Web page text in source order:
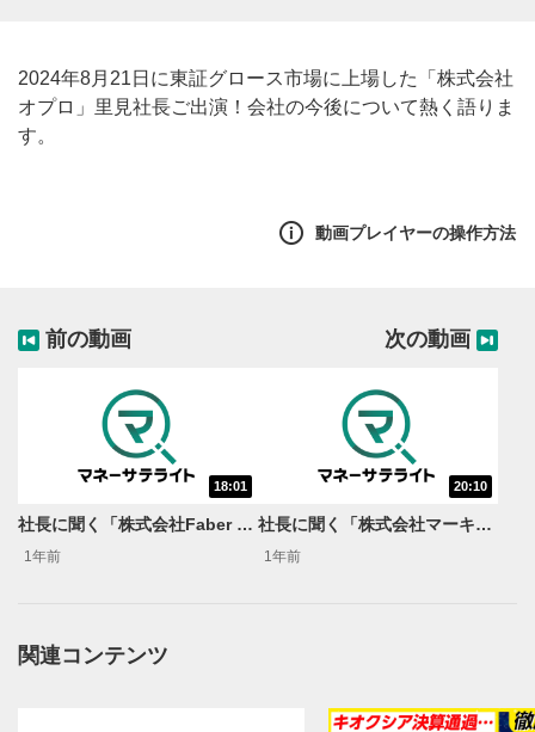
2024年8月21日に東証グロース市場に上場した「株式会社
オプロ」里見社長ご出演！会社の今後について熱く語りま
す。
動画プレイヤーの操作方法
1
動画再生エリア
前の動画
18:01
社長に聞く「株式会社Faber Company」
1年前
次の動画
20:10
社長に聞く「株式会社マーキュリアホールディングス」
1年前
関連コンテンツ